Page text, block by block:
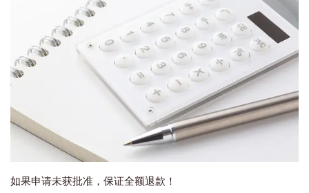
如果申请未获批准，保证全额退款！